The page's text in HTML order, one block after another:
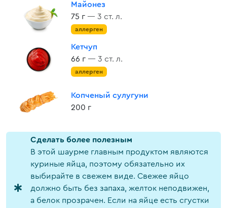
Майонез
75 г — 3 ст. л.
аллерген
Кетчуп
66 г — 3 ст. л.
аллерген
Копченый сулугуни
200 г
Cделать более полезным
В этой шаурме главным продуктом являются
куриные яйца, поэтому обязательно их
выбирайте в свежем виде. Свежее яйцо
должно быть без запаха, желток неподвижен,
а белок прозрачен. Если на яйце есть сгустки